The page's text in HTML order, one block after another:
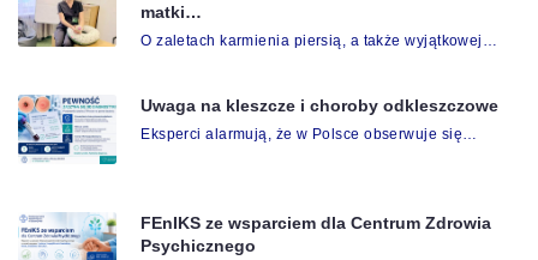
matki…
O zaletach karmienia piersią, a także wyjątkowej…
Uwaga na kleszcze i choroby odkleszczowe
Eksperci alarmują, że w Polsce obserwuje się…
FEnIKS ze wsparciem dla Centrum Zdrowia
Psychicznego